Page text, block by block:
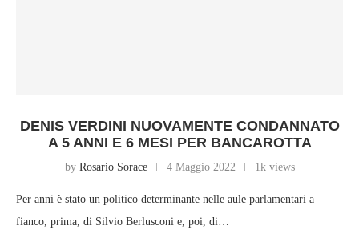
DENIS VERDINI NUOVAMENTE CONDANNATO
A 5 ANNI E 6 MESI PER BANCAROTTA
by Rosario Sorace 4 Maggio 2022 1k views
Per anni è stato un politico determinante nelle aule parlamentari a
fianco, prima, di Silvio Berlusconi e, poi, di…